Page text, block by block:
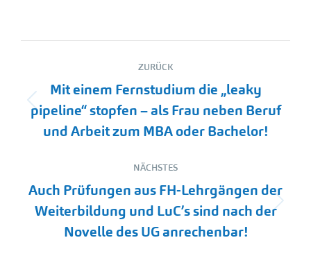
Kommentarnavigation
ZURÜCK
Vorheriger
Beitrag:
Mit einem Fernstudium die „leaky
pipeline“ stopfen – als Frau neben Beruf
und Arbeit zum MBA oder Bachelor!
NÄCHSTES
Nächster
Beitrag:
Auch Prüfungen aus FH-Lehrgängen der
Weiterbildung und LuC’s sind nach der
Novelle des UG anrechenbar!